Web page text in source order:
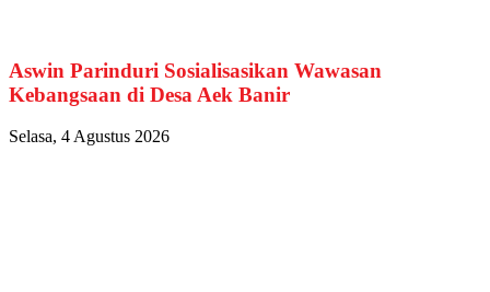
Aswin Parinduri Sosialisasikan Wawasan
Kebangsaan di Desa Aek Banir
Selasa, 4 Agustus 2026